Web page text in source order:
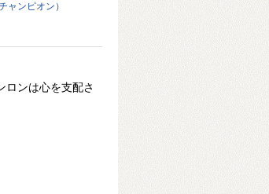
ャンピオン）
ロンは心を支配さ